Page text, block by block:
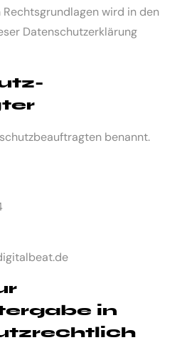
Rechtsgrundlagen wird in den
Datenschutzerklärung
benannt.
in